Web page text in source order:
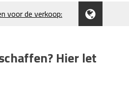
voor de verkoop:
en
Hier let